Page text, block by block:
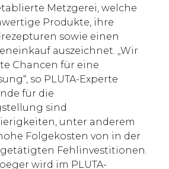
Metzgerei, welche
Produkte, ihre
sowie einen
auszeichnet. „Wir
Chancen für eine
so PLUTA-Experte
für die
sind
unter anderem
Folgekosten von in der
Fehlinvestitionen.
wird im PLUTA-